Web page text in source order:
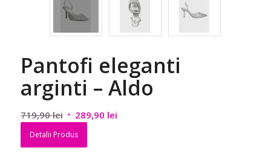
Pantofi eleganti
arginti – Aldo
719,90lei Prețul
inițial
289,90 leiPrețul
Detalii Produs